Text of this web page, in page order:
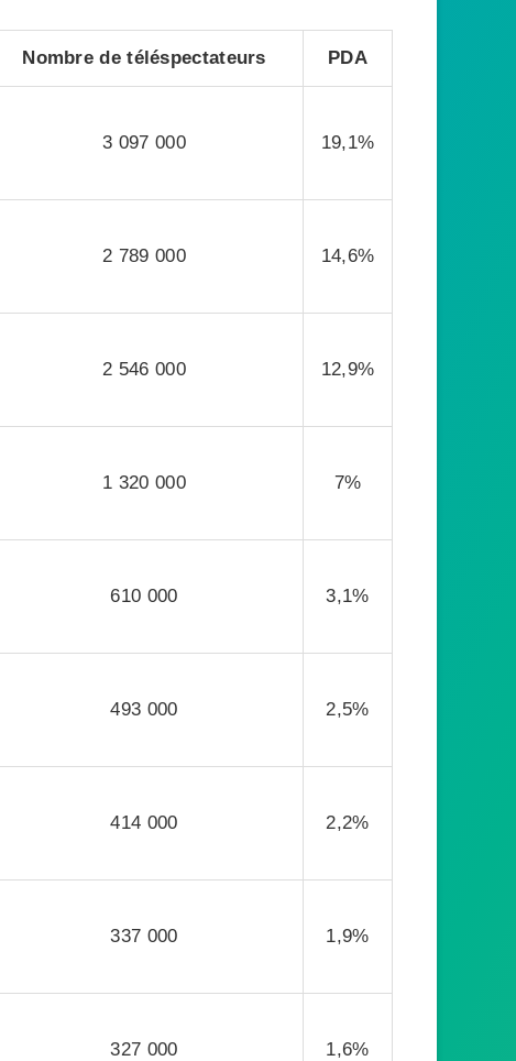
Nombre de téléspectateurs PDA
3 097 000 19,1%
2 789 000 14,6%
2 546 000 12,9%
1 320 000 7%
610 000 3,1%
493 000 2,5%
414 000 2,2%
337 000 1,9%
327 000 1,6%